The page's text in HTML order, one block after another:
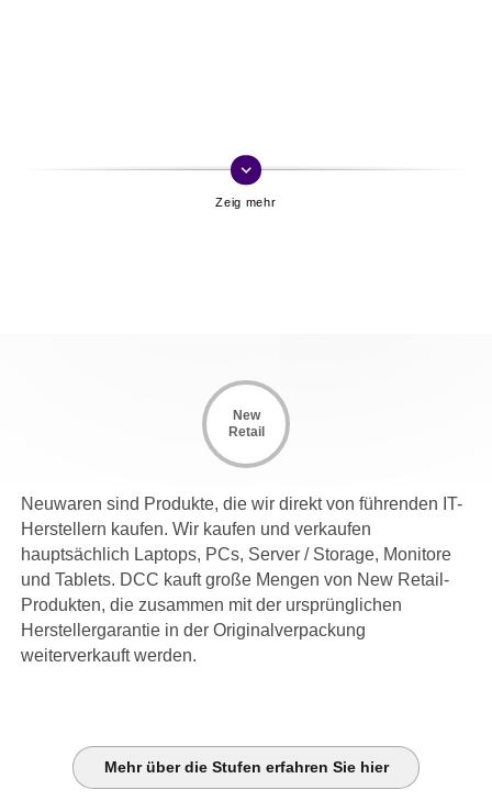
keyboard_arrow_down
New
Retail
Neuwaren sind Produkte, die wir direkt von führenden IT-
Herstellern kaufen. Wir kaufen und verkaufen
hauptsächlich Laptops, PCs, Server / Storage, Monitore
und Tablets. DCC kauft große Mengen von New Retail-
Produkten, die zusammen mit der ursprünglichen
Herstellergarantie in der Originalverpackung
weiterverkauft werden.
Mehr über die Stufen erfahren Sie hier